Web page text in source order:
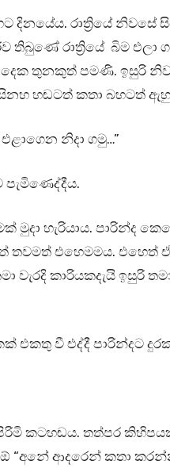
දිනයේය. රාත්‍රියේ
තිබුණේ රාත්‍රියේ බිම එලා
තුනකුත් පමණි. ඉසුරි
හඬටත් කතා බහටත්
නිදා ගමු…”
හැරියාය. පාරින්ද
එහෙමමය. එහෙත්
වැරදි කාරියකදැයි ඉසුරි
එකතු වී එද්දී පාරින්දට
කටහඬය. තත්පර
“අනේ ආදරෙන් කතා